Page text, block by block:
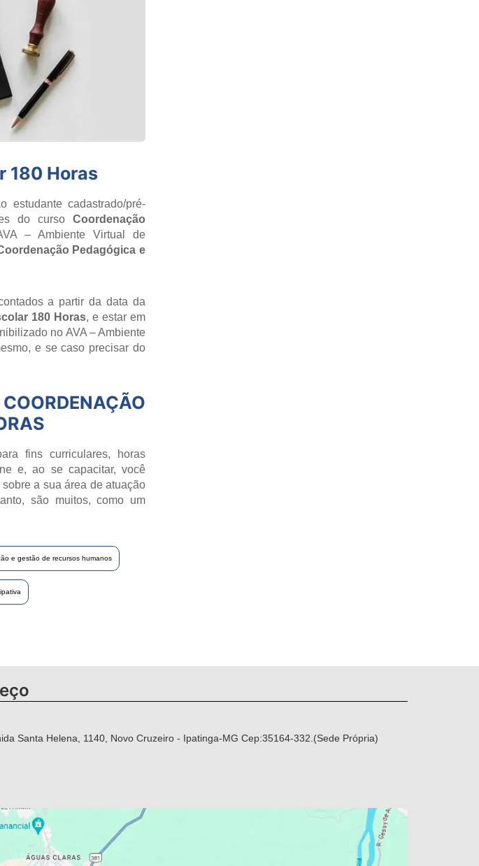
180 Horas
estudante cadastrado/pré-
do curso Coordenação
– Ambiente Virtual de
Pedagógica e
a partir da data da
180 Horas, e estar em
no AVA – Ambiente
e se caso precisar do
COORDENAÇÃO
fins curriculares, horas
e, ao se capacitar, você
a sua área de atuação
são muitos, como um
e gestão de recursos humanos
Santa Helena, 1140, Novo Cruzeiro - Ipatinga-MG Cep:35164-332.(Sede Própria)